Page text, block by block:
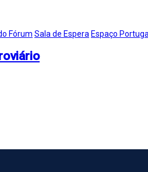
Fórum Sala de Espera Espaço